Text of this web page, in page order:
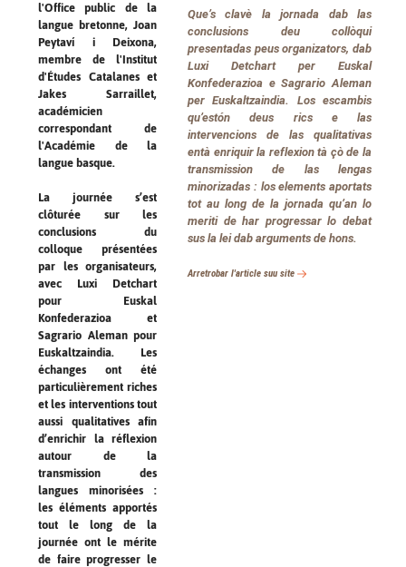
l'Office public de la
langue bretonne, Joan
Peytaví i Deixona,
membre de l'Institut
d'Études Catalanes et
Jakes Sarraillet,
académicien
correspondant de
l'Académie de la
langue basque.
La journée s’est
clôturée sur les
conclusions du
colloque présentées
par les organisateurs,
avec Luxi Detchart
pour Euskal
Konfederazioa et
Sagrario Aleman pour
Euskaltzaindia. Les
échanges ont été
particulièrement riches
et les interventions tout
aussi qualitatives afin
d’enrichir la réflexion
autour de la
transmission des
langues minorisées :
les éléments apportés
tout le long de la
journée ont le mérite
de faire progresser le
Que’s clavè la jornada dab las
conclusions deu collòqui
presentadas peus organizators, dab
Luxi Detchart per Euskal
Konfederazioa e Sagrario Aleman
per Euskaltzaindia. Los escambis
qu’estón deus rics e las
intervencions de las qualitativas
entà enriquir la reflexion tà çò de la
transmission de las lengas
minorizadas : los elements aportats
tot au long de la jornada qu’an lo
meriti de har progressar lo debat
sus la lei dab arguments de hons.
Arretrobar l'article suu site